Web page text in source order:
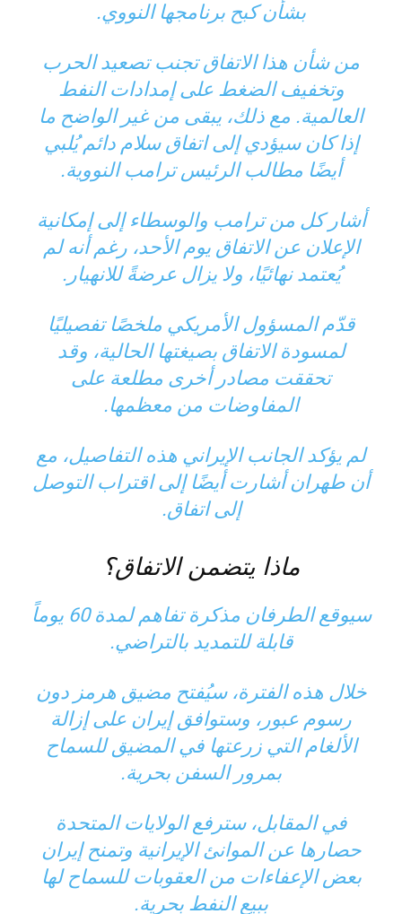
بشأن كبح برنامجها النووي.
من شأن هذا الاتفاق تجنب تصعيد الحرب
وتخفيف الضغط على إمدادات النفط
العالمية. مع ذلك، يبقى من غير الواضح ما
إذا كان سيؤدي إلى اتفاق سلام دائم يُلبي
أيضًا مطالب الرئيس ترامب النووية.
أشار كل من ترامب والوسطاء إلى إمكانية
الإعلان عن الاتفاق يوم الأحد، رغم أنه لم
يُعتمد نهائيًا، ولا يزال عرضةً للانهيار.
قدّم المسؤول الأمريكي ملخصًا تفصيليًا
لمسودة الاتفاق بصيغتها الحالية، وقد
تحققت مصادر أخرى مطلعة على
المفاوضات من معظمها.
لم يؤكد الجانب الإيراني هذه التفاصيل، مع
أن طهران أشارت أيضًا إلى اقتراب التوصل
إلى اتفاق.
ماذا يتضمن الاتفاق؟
سيوقع الطرفان مذكرة تفاهم لمدة 60 يوماً
قابلة للتمديد بالتراضي.
خلال هذه الفترة، سيُفتح مضيق هرمز دون
رسوم عبور، وستوافق إيران على إزالة
الألغام التي زرعتها في المضيق للسماح
بمرور السفن بحرية.
في المقابل، سترفع الولايات المتحدة
حصارها عن الموانئ الإيرانية وتمنح إيران
بعض الإعفاءات من العقوبات للسماح لها
ببيع النفط بحرية.